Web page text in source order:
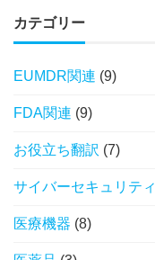
カテゴリー
EUMDR関連 (9)
FDA関連 (9)
お役立ち翻訳 (7)
サイバーセキュリティ
医療機器 (8)